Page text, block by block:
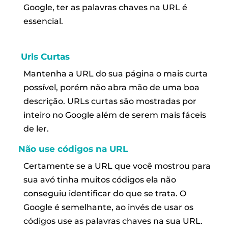
Google, ter as palavras chaves na URL é
essencial.
Urls Curtas
Mantenha a URL do sua página o mais curta
possível, porém não abra mão de uma boa
descrição. URLs curtas são mostradas por
inteiro no Google além de serem mais fáceis
de ler.
Não use códigos na URL
Certamente se a URL que você mostrou para
sua avó tinha muitos códigos ela não
conseguiu identificar do que se trata. O
Google é semelhante, ao invés de usar os
códigos use as palavras chaves na sua URL.